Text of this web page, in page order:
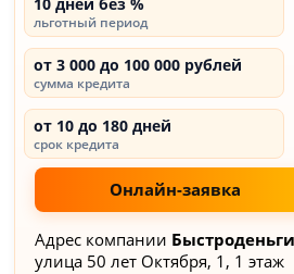
льготный период
от 3 000 до 100 000 рублей
сумма кредита
от 10 до 180 дней
срок кредита
Онлайн-заявка
Адрес компании
улица 50 лет Октября, 1, 1 этаж